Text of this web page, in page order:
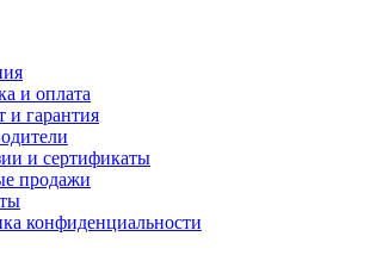
и оплата
и гарантия
и сертификаты
продажи
конфиденциальности